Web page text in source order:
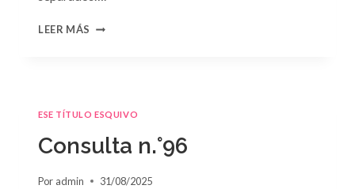
LEER MÁS CONSULTA
OLVIDO»
SUSAN
ESE TÍTULO ESQUIVO
Consulta n.°96
Por admin 31/08/2025